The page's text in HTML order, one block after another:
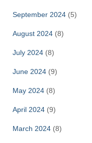
September 2024 (5)
August 2024 (8)
July 2024 (8)
June 2024 (9)
May 2024 (8)
April 2024 (9)
March 2024 (8)